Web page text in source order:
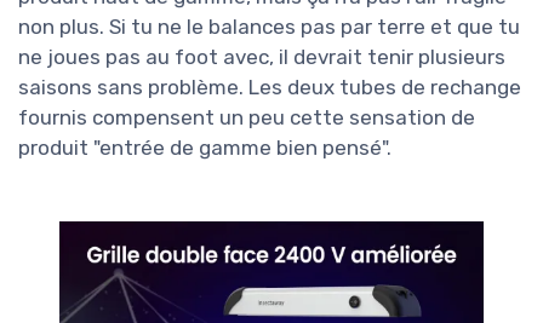
non plus. Si tu ne le balances pas par terre et que tu
ne joues pas au foot avec, il devrait tenir plusieurs
saisons sans problème. Les deux tubes de rechange
fournis compensent un peu cette sensation de
produit "entrée de gamme bien pensé".